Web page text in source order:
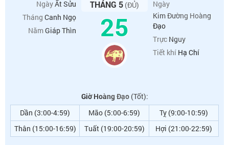
NgàyẤt Sửu
ThángCanh Ngọ
NămGiáp Thìn
THÁNG 5(ĐỦ)
25
Ngày
Kim Đường Hoàng
Đạo
Trực Nguy
Tiết khí Hạ Chí
Giờ Hoàng Đạo(Tốt):
Dần (3:00-4:59)
Mão (5:00-6:59)
Tỵ (9:00-10:59)
Thân (15:00-16:59)
Tuất (19:00-20:59) Hợi (21:00-22:59)